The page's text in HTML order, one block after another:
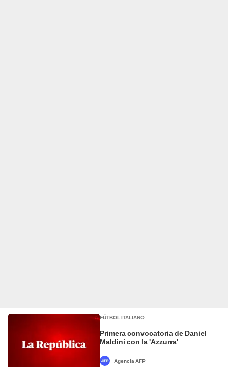
FÚTBOL ITALIANO
Primera convocatoria de Daniel
Maldini con la 'Azzurra'
Agencia AFP